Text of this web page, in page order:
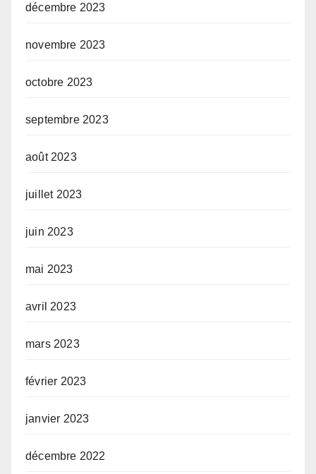
décembre 2023
novembre 2023
octobre 2023
septembre 2023
août 2023
juillet 2023
juin 2023
mai 2023
avril 2023
mars 2023
février 2023
janvier 2023
décembre 2022